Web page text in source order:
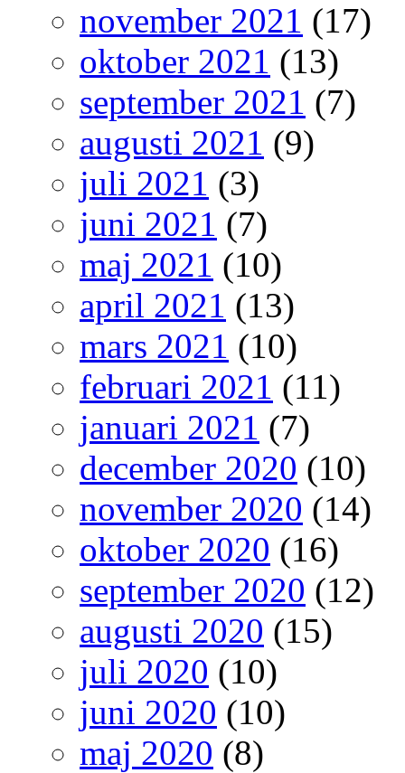
november 2021 (17)
oktober 2021 (13)
september 2021 (7)
augusti 2021 (9)
juli 2021 (3)
juni 2021 (7)
maj 2021 (10)
april 2021 (13)
mars 2021 (10)
februari 2021 (11)
januari 2021 (7)
december 2020 (10)
november 2020 (14)
oktober 2020 (16)
september 2020 (12)
augusti 2020 (15)
juli 2020 (10)
juni 2020 (10)
maj 2020 (8)